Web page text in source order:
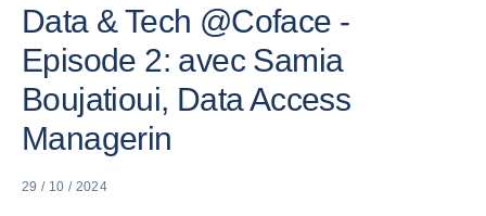
Data & Tech @Coface -
Episode 2: avec Samia
Boujatioui, Data Access
Managerin
29 / 10 / 2024